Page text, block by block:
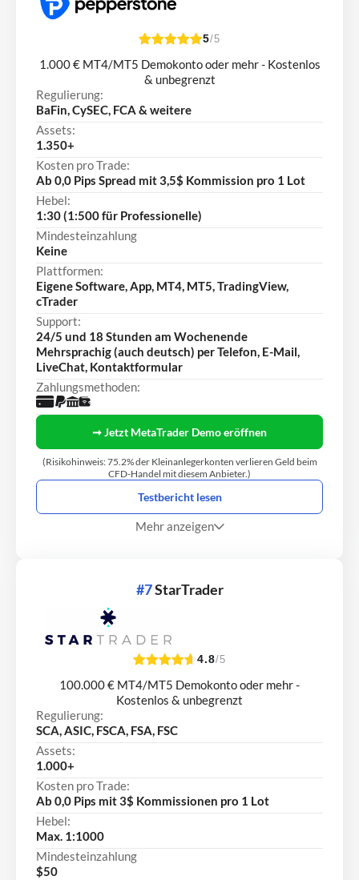
5/5
1.000 € MT4/MT5 Demokonto oder mehr - Kostenlos
& unbegrenzt
Regulierung:
BaFin, CySEC, FCA & weitere
Assets:
1.350+
Kosten pro Trade:
Ab 0,0 Pips Spread mit 3,5$ Kommission pro 1 Lot
Hebel:
1:30 (1:500 für Professionelle)
Mindesteinzahlung
Keine
Plattformen:
Eigene Software, App, MT4, MT5, TradingView,
cTrader
Support:
24/5 und 18 Stunden am Wochenende
Mehrsprachig (auch deutsch) per Telefon, E-Mail,
LiveChat, Kontaktformular
Zahlungsmethoden:
➞ Jetzt MetaTrader Demo eröffnen
(Risikohinweis: 75.2% der Kleinanlegerkonten verlieren Geld beim
CFD-Handel mit diesem Anbieter.)
Testbericht lesen
Mehr anzeigen
#7StarTrader
4.8/5
100.000 € MT4/MT5 Demokonto oder mehr -
Kostenlos & unbegrenzt
Regulierung:
SCA, ASIC, FSCA, FSA, FSC
Assets:
1.000+
Kosten pro Trade:
Ab 0,0 Pips mit 3$ Kommissionen pro 1 Lot
Hebel:
Max. 1:1000
Mindesteinzahlung
$50